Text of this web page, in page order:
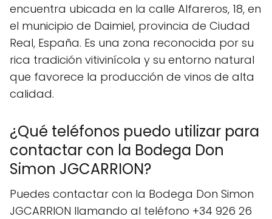
encuentra ubicada en la calle Alfareros, 18, en
el municipio de Daimiel, provincia de Ciudad
Real, España. Es una zona reconocida por su
rica tradición vitivinícola y su entorno natural
que favorece la producción de vinos de alta
calidad.
¿Qué teléfonos puedo utilizar para
contactar con la Bodega Don
Simon JGCARRION?
Puedes contactar con la Bodega Don Simon
JGCARRION llamando al teléfono +34 926 26